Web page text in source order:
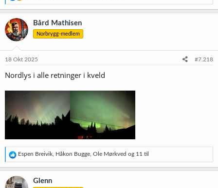
e
a
s
j
n
e
:
Bård Mathisen
Norbrygg-medlem
18 Okt 2025 #7.218
Nordlys i alle retninger i kveld
R
e
a
k
s
Espen Breivik Håkon Bugge Ole Mørkved og 11 til
Glenn